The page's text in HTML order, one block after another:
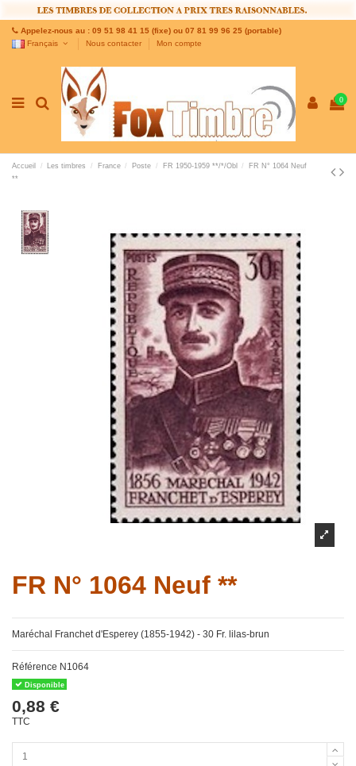
Appelez-nous au : 09 51 98 41 15 (fixe) ou 07 81 99 96 25 (portable)
Français
Nous contacter Mon compte
0
Accueil Les timbres France Poste FR 1950-1959 **/*/Obl
FR N° 1064 Neuf
**
FR N° 1064 Neuf **
Maréchal Franchet d'Esperey (1855-1942) - 30 Fr. lilas-brun
Référence N1064
Disponible
0,88 €
TTC